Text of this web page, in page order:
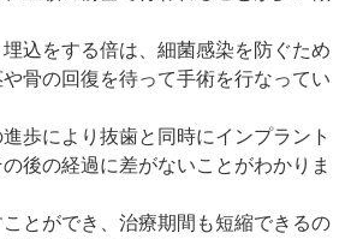
埋込をする倍は、細菌感染を防ぐため
骨の回復を待って手術を行なってい
進歩により抜歯と同時にインプラント
後の経過に差がないことがわかりま
ことができ、治療期間も短縮できるの